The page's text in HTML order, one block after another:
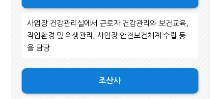
사업장 건강관리실에서 근로자 건강관리와 보건교육,
작업환경 및 위생관리, 사업장 안전보건체계 수립 등
을 담당
조산사